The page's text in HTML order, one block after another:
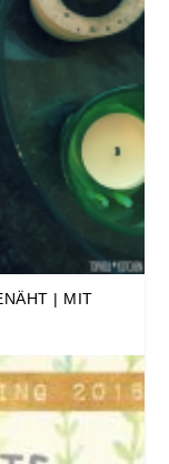
| MIT